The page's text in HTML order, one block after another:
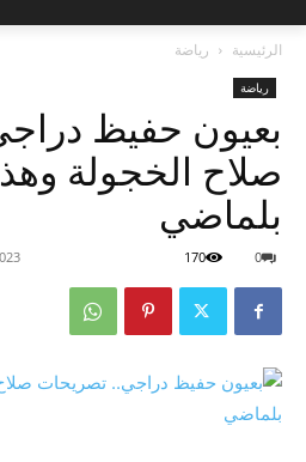
الرئيسية رياضة
رياضة
بعيون حفيظ
صلاح الخجولة
بلماضي
0
170